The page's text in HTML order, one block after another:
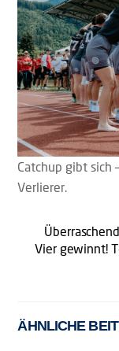
Catchup gibt sich
Verlierer.
Vier gewinnt!
ÄHNLICHE